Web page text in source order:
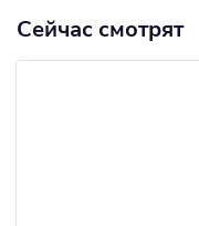
Сейчас смотрят